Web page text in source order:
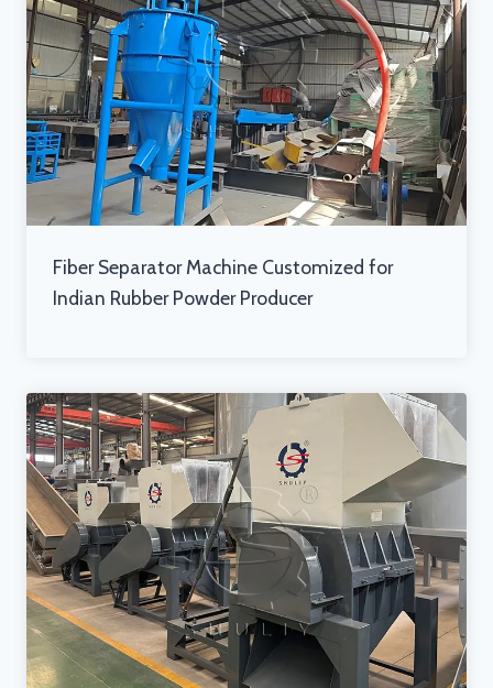
Fiber Separator Machine Customized for
Indian Rubber Powder Producer